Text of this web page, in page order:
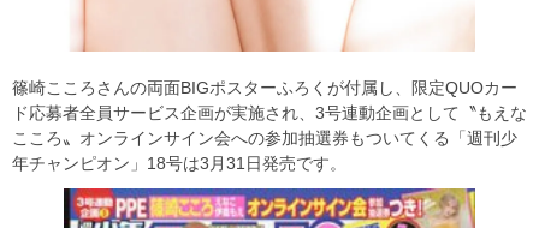
篠崎こころさんの両面BIGポスターふろくが付属し、限定QUOカー
ド応募者全員サービス企画が実施され、3号連動企画として〝もえな
こころ〟オンラインサイン会への参加抽選券もついてくる「週刊少
年チャンピオン」18号は3月31日発売です。